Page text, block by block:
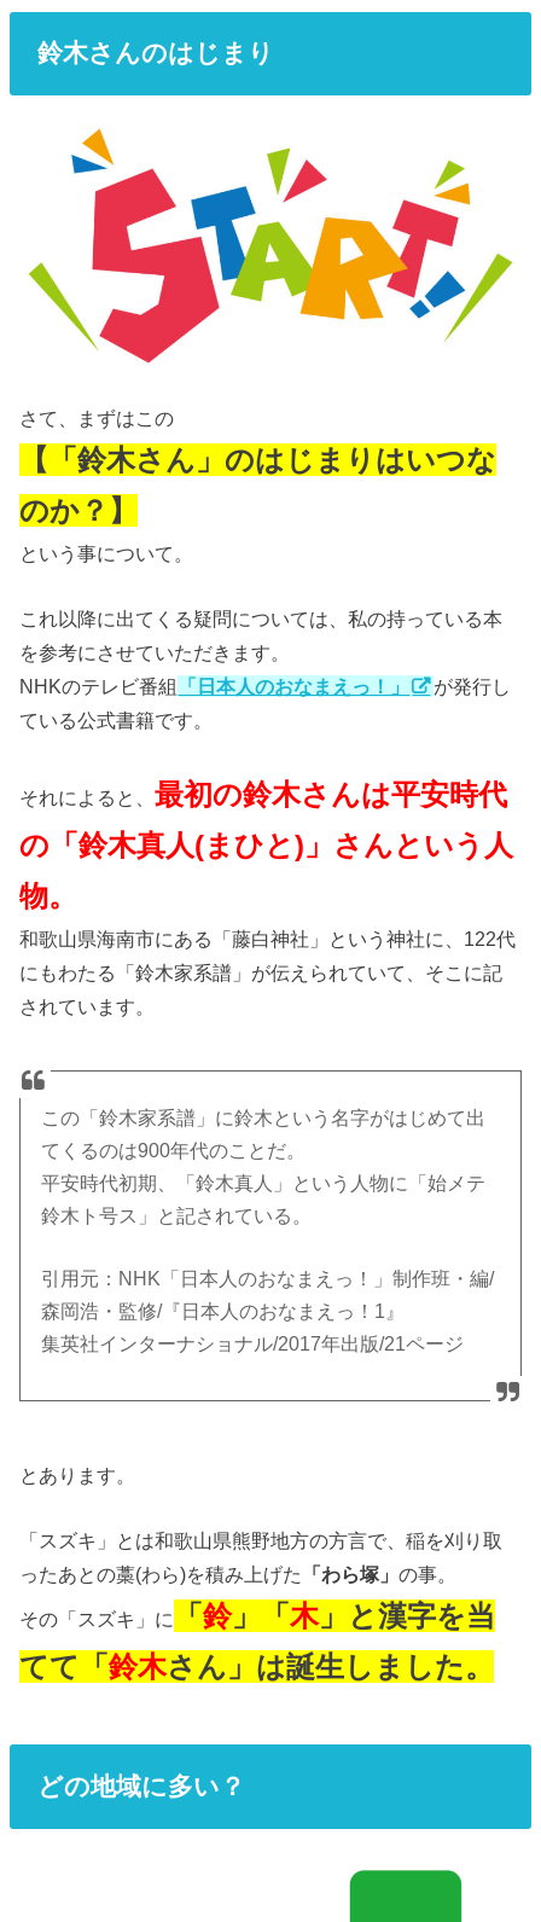
鈴木さんのはじまり
さて、まずはこの
【「鈴木さん」のはじまりはいつな
のか？】
という事について。
これ以降に出てくる疑問については、私の持っている本
を参考にさせていただきます。
NHKのテレビ番組
「日本人のおなまえっ！」
が発行し
ている公式書籍です。
それによると、最初の鈴木さんは平安時代
の「鈴木真人(まひと)」さんという人
物。
和歌山県海南市にある「藤白神社」という神社に、122代
にもわたる「鈴木家系譜」が伝えられていて、そこに記
されています。
この「鈴木家系譜」に鈴木という名字がはじめて出
てくるのは900年代のことだ。
平安時代初期、「鈴木真人」という人物に「始メテ
鈴木ト号ス」と記されている。
引用元：NHK「日本人のおなまえっ！」制作班・編/
森岡浩・監修/『日本人のおなまえっ！1』
集英社インターナショナル/2017年出版/21ページ
とあります。
「スズキ」とは和歌山県熊野地方の方言で、稲を刈り取
ったあとの藁(わら)を積み上げた
「わら塚」の事。
その「スズキ」に 「鈴」「木」と漢字を当
てて「鈴木さん」は誕生 しました。
どの地域に多い？